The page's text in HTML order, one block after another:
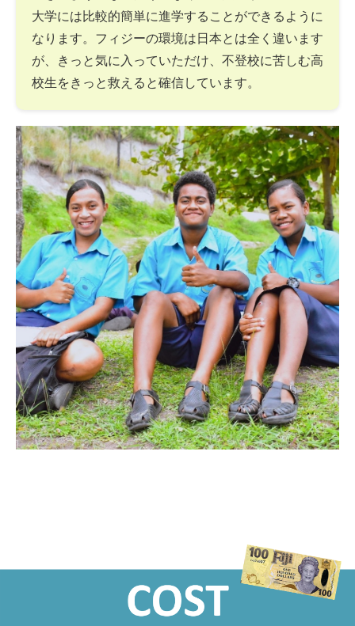
大学には比較的簡単に進学することができるように
なります。フィジーの環境は日本とは全く違います
が、きっと気に入っていただけ、不登校に苦しむ高
校生をきっと救えると確信しています。